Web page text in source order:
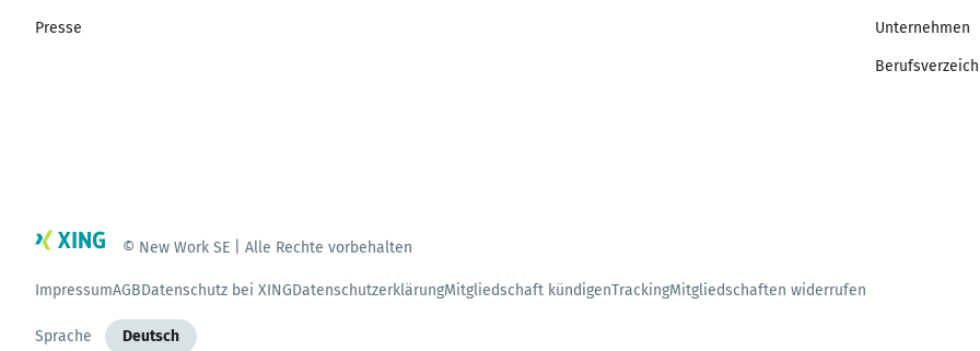
Presse Unternehmen
© New Work SE | Alle Rechte vorbehalten
ImpressumAGBDatenschutz bei XINGDatenschutzerklärungMitgliedschaft kündigenTrackingMitgliedschaften widerrufen
Sprache Deutsch